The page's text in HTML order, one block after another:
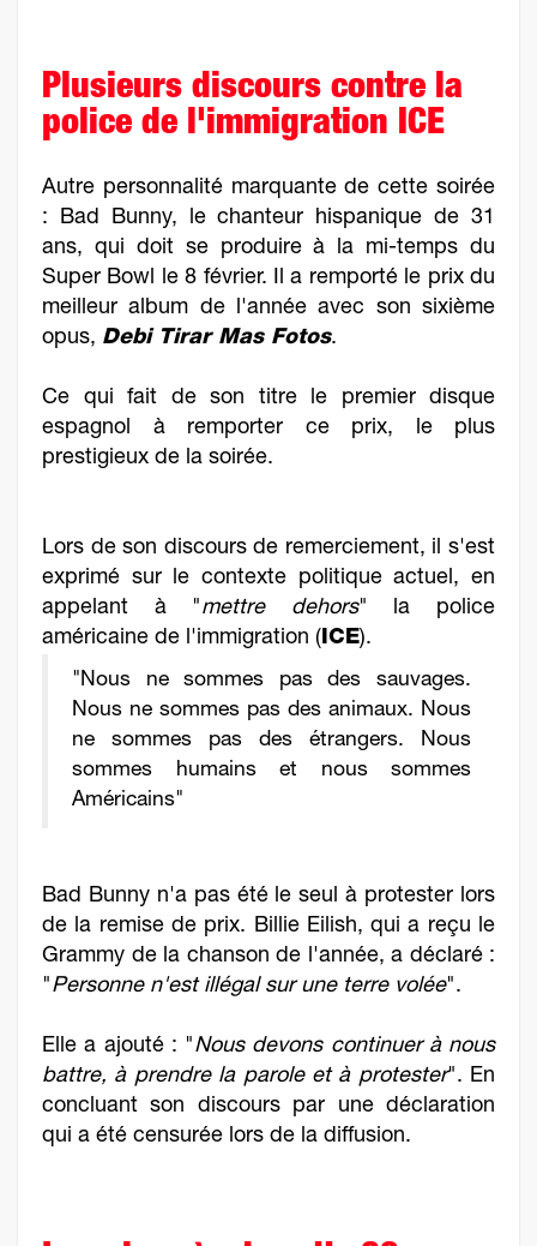
Plusieurs discours contre la
police de l'immigration ICE
Autre personnalité marquante de cette soirée
: Bad Bunny, le chanteur hispanique de 31
ans, qui doit se produire à la mi-temps du
Super Bowl le 8 février. Il a remporté le prix du
meilleur album de l'année avec son sixième
opus, Debi Tirar Mas Fotos.
Ce qui fait de son titre le premier disque
espagnol à remporter ce prix, le plus
prestigieux de la soirée.
Lors de son discours de remerciement, il s'est
exprimé sur le contexte politique actuel, en
appelant à "mettre dehors" la police
américaine de l'immigration (ICE).
"Nous ne sommes pas des sauvages.
Nous ne sommes pas des animaux. Nous
ne sommes pas des étrangers. Nous
sommes humains et nous sommes
Américains"
Bad Bunny n'a pas été le seul à protester lors
de la remise de prix. Billie Eilish, qui a reçu le
Grammy de la chanson de l'année, a déclaré :
"Personne n'est illégal sur une terre volée".
Elle a ajouté : "Nous devons continuer à nous
battre, à prendre la parole et à protester". En
concluant son discours par une déclaration
qui a été censurée lors de la diffusion.